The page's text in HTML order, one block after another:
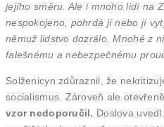
jejího směru. Ale i mnoho lidí na
nespokojeno, pohrdá jí nebo jí
němuž lidstvo dozrálo. Mnohé z
falešnému a nebezpečnému
Solženicyn zdůraznil, že
socialismus. Zároveň ale
vzor nedoporučil. Doslova uvedl: